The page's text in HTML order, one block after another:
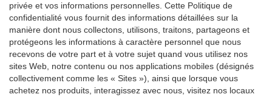
privée et vos informations personnelles. Cette Politique de
confidentialité vous fournit des informations détaillées sur la
manière dont nous collectons, utilisons, traitons, partageons et
protégeons les informations à caractère personnel que nous
recevons de votre part et à votre sujet quand vous utilisez nos
sites Web, notre contenu ou nos applications mobiles (désignés
collectivement comme les « Sites »), ainsi que lorsque vous
achetez nos produits, interagissez avec nous, visitez nos locaux